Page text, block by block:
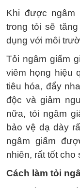
Khi được ngâm
trong tỏi sẽ
dụng với môi
Tỏi ngâm giấm
viêm họng hiệu
tiêu hóa, đẩy
độc và giảm
nữa, tỏi ngâm
bảo vệ dạ dày
ngâm giấm
nhiên, rất tốt cho
Cách làm tỏi